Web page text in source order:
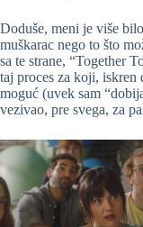
Doduše, meni je više
muškarac nego to što
sa te strane, “Together
taj proces za koji, iskren
moguć (uvek sam
vezivao, pre svega, za